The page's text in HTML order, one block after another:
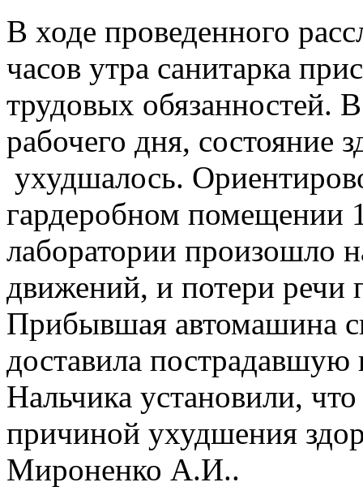
В ходе проведенного
часов утра санитарка
трудовых обязанностей.
рабочего дня, состояние
ухудшалось.
гардеробном помещении
лаборатории произошло
движений, и потери речи
Прибывшая автомашина
доставила
Нальчика установили,
причиной ухудшения
Мироненко А.И..